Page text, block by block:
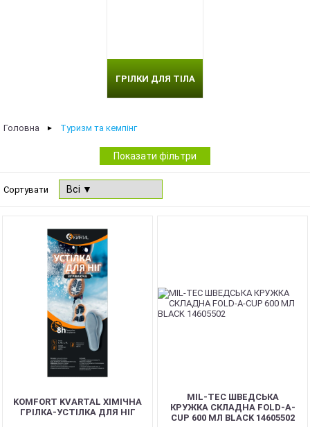
ГРІЛКИ ДЛЯ ТІЛА
Головна ► Туризм та кемпінг
Показати фільтри
Сортувати
KOMFORT KVARTAL ХІМІЧНА
ГРІЛКА-УСТІЛКА ДЛЯ НІГ
MIL-TEC ШВЕДСЬКА
КРУЖКА СКЛАДНА FOLD-A-
CUP 600 МЛ BLACK 14605502